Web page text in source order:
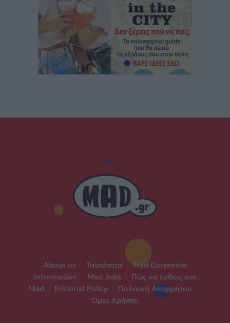
About us Ταυτότητα
Mad Corporate
Information
Mad Jobs
Πώς να έρθεις στο
Mad
Editorial Policy Πολιτική Απορρήτου
Όροι Χρήσης